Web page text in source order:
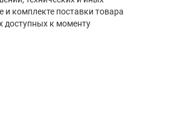
и комплекте поставки товара
доступных к моменту